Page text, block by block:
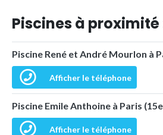
Piscines à proximité
Piscine René et André Mourlon à
Afficher le téléphone
Piscine Emile Anthoine à Paris
Afficher le téléphone